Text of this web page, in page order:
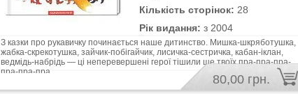
Кількість сторінок: 28
Рік видання: з 2004
З казки про рукавичку починається наше дитинство. Мишка-шкряботушка,
жабка-скрекотушка, зайчик-побігайчик, лисичка-сестричка, кабан-іклан,
ведмідь-набрідь — ці неперевершені герої тішили ще твоїх пра-пра-пра-
пра-пра-пра...
80,00 грн.